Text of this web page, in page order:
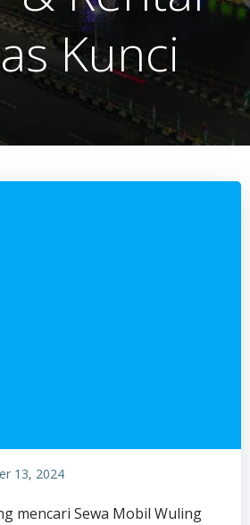
Kunci
13, 2024
mencari Sewa Mobil Wuling